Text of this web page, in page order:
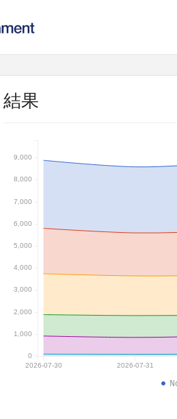
結果
2026-07-30 2026-07-31
0
1,000
2,000
3,000
4,000
5,000
6,000
7,000
8,000
9,000